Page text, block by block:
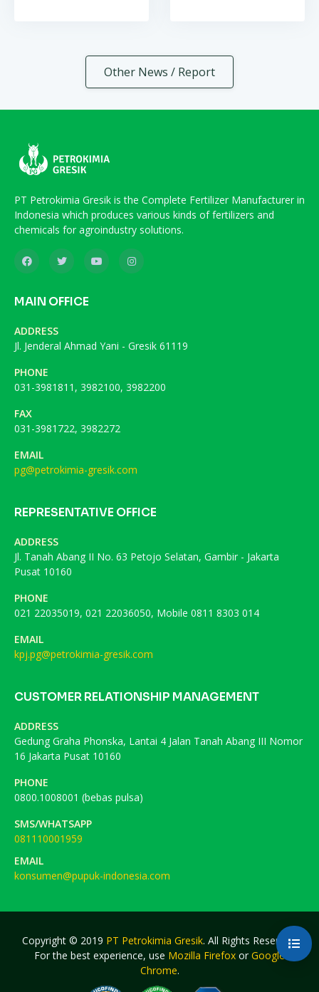
Other News / Report
PT Petrokimia Gresik is the Complete Fertilizer Manufacturer in
Indonesia which produces various kinds of fertilizers and
chemicals for agroindustry solutions.
MAIN OFFICE
ADDRESS
Jl. Jenderal Ahmad Yani - Gresik 61119
PHONE
031-3981811, 3982100, 3982200
FAX
031-3981722, 3982272
EMAIL
pg@petrokimia-gresik.com
REPRESENTATIVE OFFICE
ADDRESS
Jl. Tanah Abang II No. 63 Petojo Selatan, Gambir - Jakarta
Pusat 10160
PHONE
021 22035019, 021 22036050, Mobile 0811 8303 014
EMAIL
kpj.pg@petrokimia-gresik.com
CUSTOMER RELATIONSHIP MANAGEMENT
ADDRESS
Gedung Graha Phonska, Lantai 4 Jalan Tanah Abang III Nomor
16 Jakarta Pusat 10160
PHONE
0800.1008001 (bebas pulsa)
SMS/WHATSAPP
081110001959
EMAIL
konsumen@pupuk-indonesia.com
Copyright © 2019 PT Petrokimia Gresik. All Rights Reserved.
For the best experience, use Mozilla Firefox or Google
Chrome.